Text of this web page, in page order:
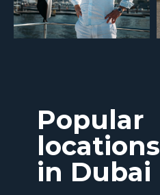
Popular
locations
in Dubai